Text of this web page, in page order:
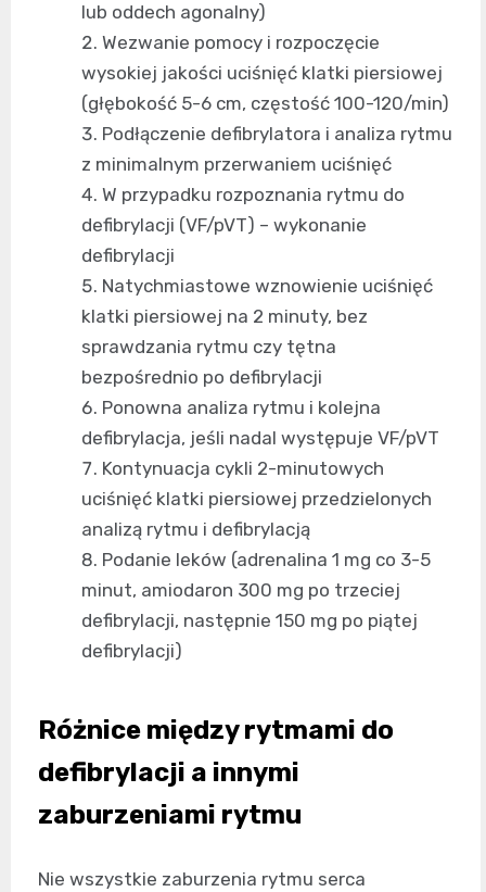
lub oddech agonalny)
Wezwanie pomocy i rozpoczęcie
wysokiej jakości uciśnięć klatki piersiowej
(głębokość 5-6 cm, częstość 100-120/min)
Podłączenie defibrylatora i analiza rytmu
z minimalnym przerwaniem uciśnięć
W przypadku rozpoznania rytmu do
defibrylacji (VF/pVT) – wykonanie
defibrylacji
Natychmiastowe wznowienie uciśnięć
klatki piersiowej na 2 minuty, bez
sprawdzania rytmu czy tętna
bezpośrednio po defibrylacji
Ponowna analiza rytmu i kolejna
defibrylacja, jeśli nadal występuje VF/pVT
Kontynuacja cykli 2-minutowych
uciśnięć klatki piersiowej przedzielonych
analizą rytmu i defibrylacją
Podanie leków (adrenalina 1 mg co 3-5
minut, amiodaron 300 mg po trzeciej
defibrylacji, następnie 150 mg po piątej
defibrylacji)
Różnice między rytmami do
defibrylacji a innymi
zaburzeniami rytmu
Nie wszystkie zaburzenia rytmu serca